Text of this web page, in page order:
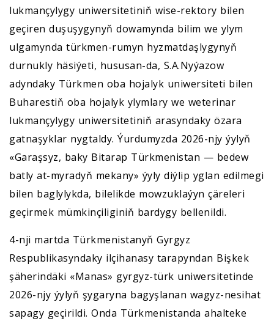
lukmançylygy uniwersitetiniň wise-rektory bilen
geçiren duşuşygynyň dowamynda bilim we ylym
ulgamynda türkmen-rumyn hyzmatdaşlygynyň
durnukly häsiýeti, hususan-da, S.A.Nyýazow
adyndaky Türkmen oba hojalyk uniwersiteti bilen
Buharestiň oba hojalyk ylymlary we weterinar
lukmançylygy uniwersitetiniň arasyndaky özara
gatnaşyklar nygtaldy. Ýurdumyzda 2026-njy ýylyň
«Garaşsyz, baky Bitarap Türkmenistan — bedew
batly at-myradyň mekany» ýyly diýlip yglan edilmegi
bilen baglylykda, bilelikde mowzuklaýyn çäreleri
geçirmek mümkinçiliginiň bardygy bellenildi.
4-nji martda Türkmenistanyň Gyrgyz
Respublikasyndaky ilçihanasy tarapyndan Bişkek
şäherindäki «Manas» gyrgyz-türk uniwersitetinde
2026-njy ýylyň şygaryna bagyşlanan wagyz-nesihat
sapagy geçirildi. Onda Türkmenistanda ahalteke